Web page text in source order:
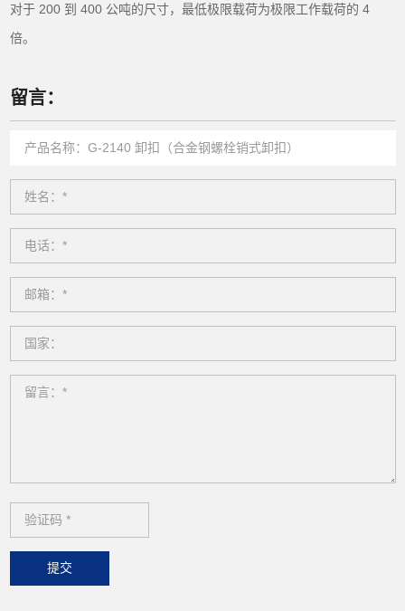
对于 200 到 400 公吨的尺寸，最低极限载荷为极限工作载荷的 4
倍。
留言：
提交